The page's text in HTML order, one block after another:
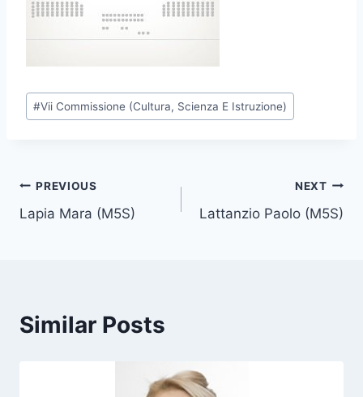
P
o
T
a
#Vii Commissione (Cultura, Scienza E Istruzione)
Post
navigation
PREVIOUS
Lapia Mara (M5S)
NEXT
Lattanzio Paolo (M5S)
Similar Posts